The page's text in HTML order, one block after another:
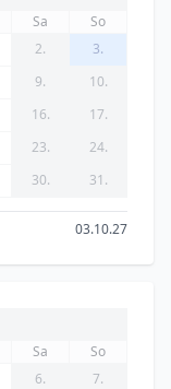
Sa
So
2.
3.
9.
10.
16.
17.
23.
24.
30. 31.
03.10.27
Sa
So
6.
7.